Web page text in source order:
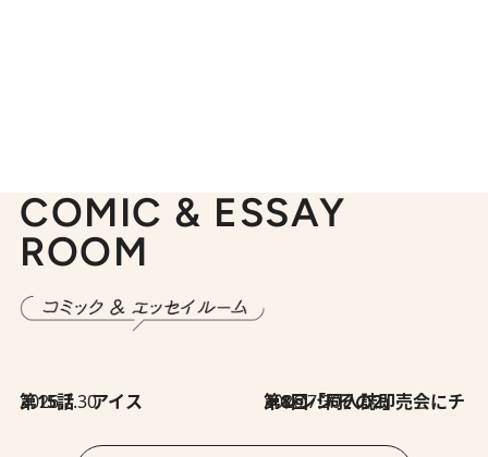
COMIC & ESSAY
ROOM
2026.7.30
第15話 アイス 2026.7.30
第8回「同人誌即売会にチャレンジ その2」